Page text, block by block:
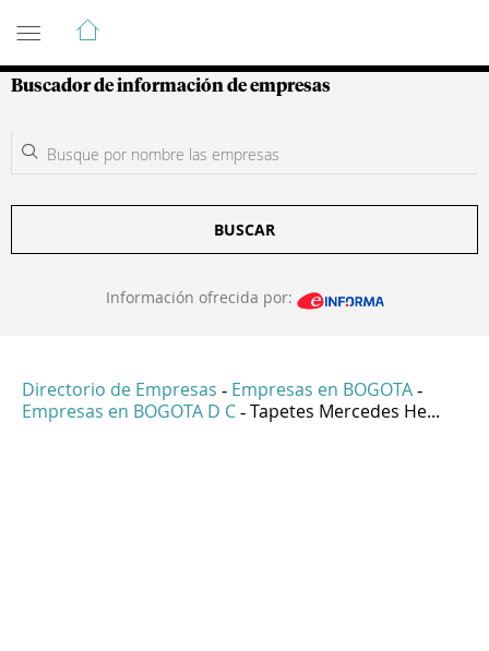
Guía de Empresas Colombianas
Buscador de información de empresas
BUSCAR
Información ofrecida por:
Directorio de Empresas - Empresas en BOGOTA -
Empresas en BOGOTA D C - Tapetes Mercedes He...